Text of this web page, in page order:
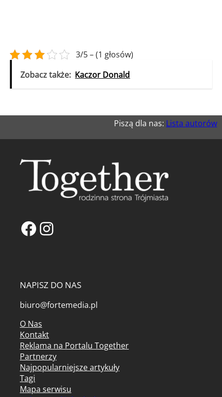
3/5 – (1 głosów)
Zobacz także: Kaczor Donald
Piszą dla nas: Lista autorów
Facebook
Instagram
NAPISZ DO NAS
biuro@fortemedia.pl
O Nas
Kontakt
Reklama na Portalu Together
Partnerzy
Najpopularniejsze artykuły
Tagi
Mapa serwisu